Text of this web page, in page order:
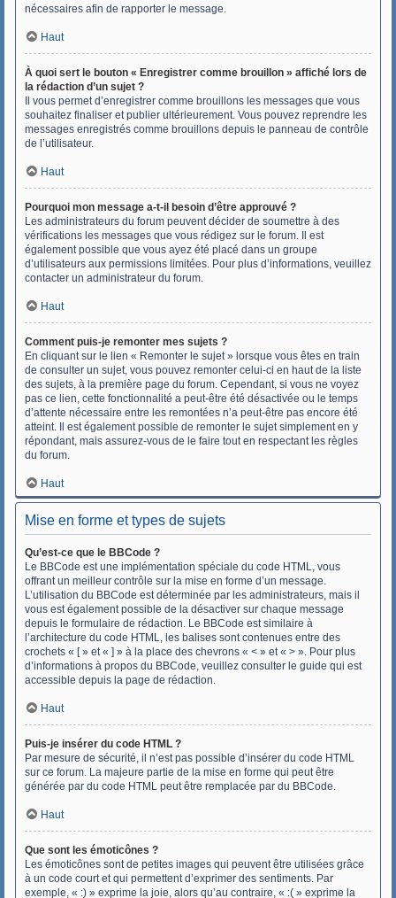
nécessaires afin de rapporter le message.
Haut
À quoi sert le bouton « Enregistrer comme brouillon » affiché lors de
la rédaction d’un sujet ?
Il vous permet d’enregistrer comme brouillons les messages que vous
souhaitez finaliser et publier ultérieurement. Vous pouvez reprendre les
messages enregistrés comme brouillons depuis le panneau de contrôle
de l’utilisateur.
Haut
Pourquoi mon message a-t-il besoin d’être approuvé ?
Les administrateurs du forum peuvent décider de soumettre à des
vérifications les messages que vous rédigez sur le forum. Il est
également possible que vous ayez été placé dans un groupe
d’utilisateurs aux permissions limitées. Pour plus d’informations, veuillez
contacter un administrateur du forum.
Haut
Comment puis-je remonter mes sujets ?
En cliquant sur le lien « Remonter le sujet » lorsque vous êtes en train
de consulter un sujet, vous pouvez remonter celui-ci en haut de la liste
des sujets, à la première page du forum. Cependant, si vous ne voyez
pas ce lien, cette fonctionnalité a peut-être été désactivée ou le temps
d’attente nécessaire entre les remontées n’a peut-être pas encore été
atteint. Il est également possible de remonter le sujet simplement en y
répondant, mais assurez-vous de le faire tout en respectant les règles
du forum.
Haut
Mise en forme et types de sujets
Qu’est-ce que le BBCode ?
Le BBCode est une implémentation spéciale du code HTML, vous
offrant un meilleur contrôle sur la mise en forme d’un message.
L’utilisation du BBCode est déterminée par les administrateurs, mais il
vous est également possible de la désactiver sur chaque message
depuis le formulaire de rédaction. Le BBCode est similaire à
l’architecture du code HTML, les balises sont contenues entre des
crochets « [ » et « ] » à la place des chevrons « < » et « > ». Pour plus
d’informations à propos du BBCode, veuillez consulter le guide qui est
accessible depuis la page de rédaction.
Haut
Puis-je insérer du code HTML ?
Par mesure de sécurité, il n’est pas possible d’insérer du code HTML
sur ce forum. La majeure partie de la mise en forme qui peut être
générée par du code HTML peut être remplacée par du BBCode.
Haut
Que sont les émoticônes ?
Les émoticônes sont de petites images qui peuvent être utilisées grâce
à un code court et qui permettent d’exprimer des sentiments. Par
exemple, « :) » exprime la joie, alors qu’au contraire, « :( » exprime la